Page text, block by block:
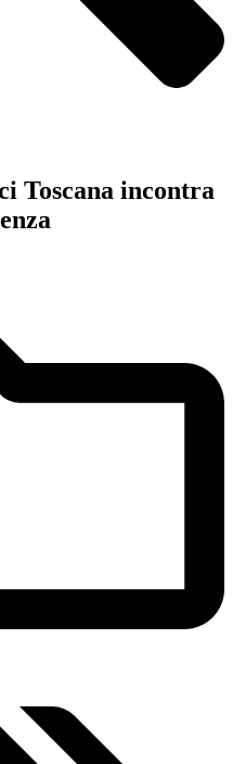
Toscana incontra